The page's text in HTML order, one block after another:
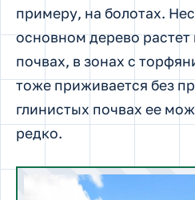
примеру, на болотах.
основном дерево растет
почвах, в зонах с
тоже приживается без
глинистых почвах ее
редко.